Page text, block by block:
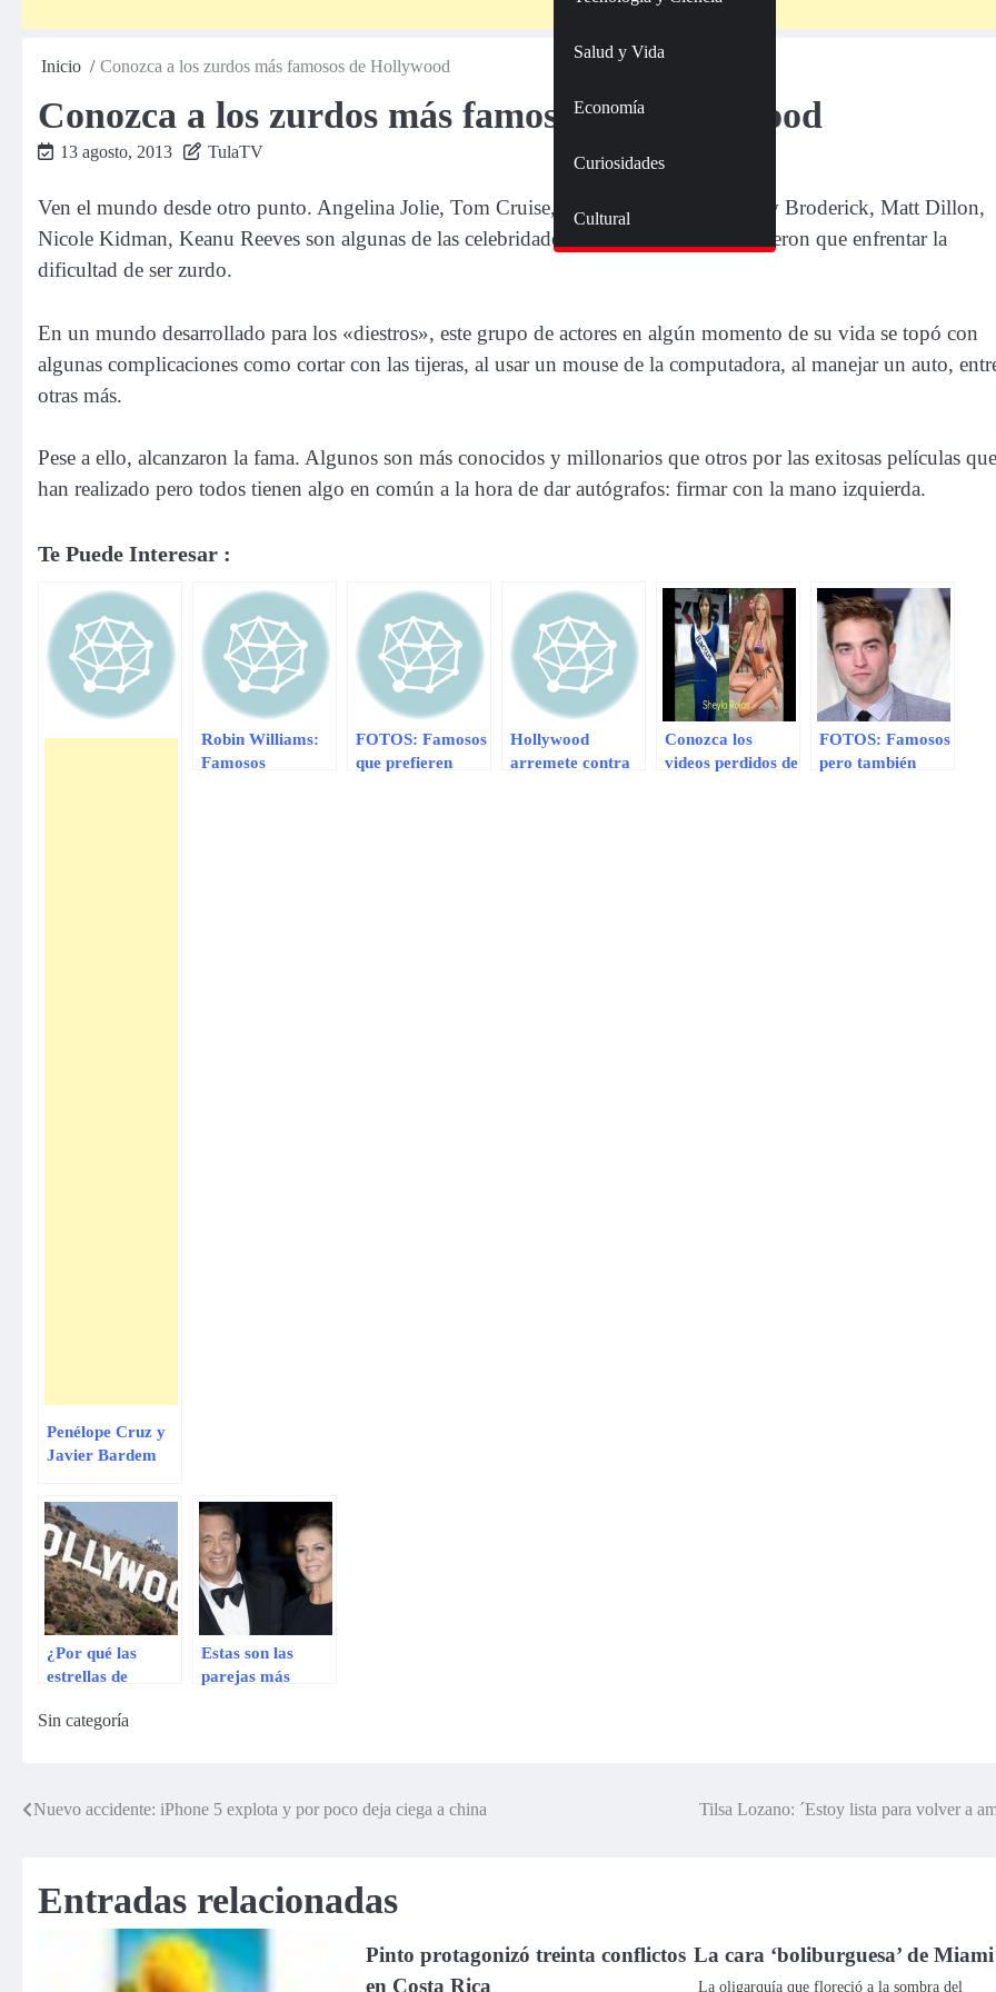
Salud y Vida
Economía
Curiosidades
Cultural
Inicio Conozca a los zurdos más famosos de Hollywood
Conozca a los zurdos más famosos de Hollywood
13 agosto, 2013 TulaTV
Ven el mundo desde otro punto. Angelina Jolie, Tom Cruise, Robert De Niro, Matthew Broderick, Matt Dillon,
Nicole Kidman, Keanu Reeves son algunas de las celebridades de
que tuvieron que enfrentar la
dificultad de ser zurdo.
En un mundo desarrollado para los «diestros», este grupo de actores en algún momento de su vida se topó con
algunas complicaciones como cortar con las tijeras, al usar un mouse de la computadora, al manejar un auto,
otras más.
Pese a ello, alcanzaron la fama. Algunos son más conocidos y millonarios que otros por las exitosas películas que
han realizado pero todos tienen algo en común a la hora de dar autógrafos: firmar con la mano izquierda.
Te Puede Interesar :
Penélope Cruz y
Javier Bardem
incierto en
Hollywood
Robin Williams:
Famosos
FOTOS: Famosos
que prefieren
Hollywood
arremete contra
Conozca los
videos perdidos de
FOTOS: Famosos
pero también
¿Por qué las
estrellas de
hablar sobre
Estas son las
parejas más
Sin categoría
Navegación
entradas
Nuevo accidente: iPhone 5 explota y por poco deja ciega a china Tilsa Lozano: ´Estoy lista para volver a
Entradas relacionadas
Pinto protagonizó treinta conflictos
en Costa Rica
La cara ‘boliburguesa’ de Miami
La oligarquía que floreció a la sombra del